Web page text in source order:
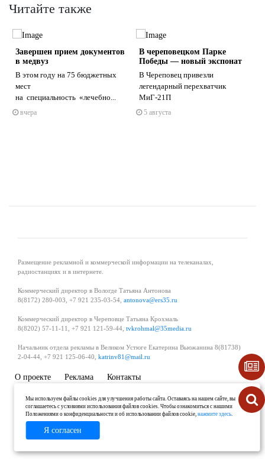
Читайте также
Завершен прием документов
в медвуз
В этом году на 75 бюджетных
мест
на специальность «лечебно...
вчера
В череповецком Парке
Победы — новый экспонат
В Череповец привезли
легендарный перехватчик
МиГ-21П
5 августа
Размещение рекламной и коммерческой информации на телеканалах,
радиостанциях и в интернете.
Коммерческий директор в Вологде Татьяна Антонова
8(8172) 280-003, +7 921 235-03-54, antonova@ers35.ru
Коммерческий директор в Череповце Татьяна Крохмаль
8(8202) 57-11-11, +7 921 121-59-44, tvkrohmal@35media.ru
Начальник отдела рекламы в Великом Устюге Екатерина Вьюжанина 8(81738)
2-04-44, +7 921 125-06-40, katrinv81@mail.ru
О проекте Реклама
Контакты
Политика в области обработки и защиты персональных данных
Мы используем файлы cookies для улучшения работы сайта. Оставаясь на нашем сайте, вы
соглашаетесь с условиями использования файлов cookies. Чтобы ознакомиться с нашими
Положениями о конфиденциальности и об использовании файлов cookie,нажмите здесь.
Я согласен